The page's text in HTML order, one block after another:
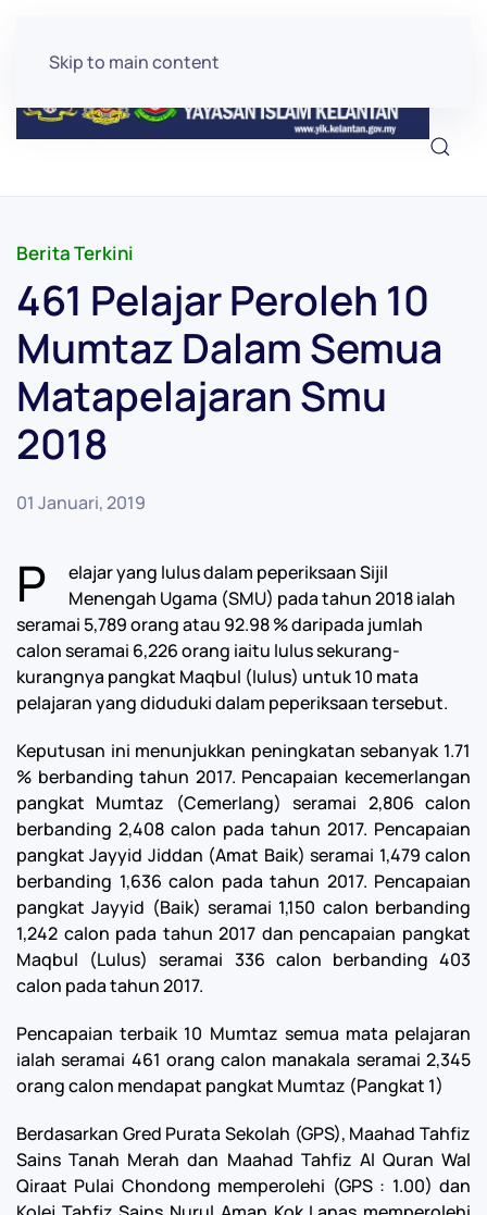
Skip to main content
Berita Terkini
461 Pelajar Peroleh 10
Mumtaz Dalam Semua
Matapelajaran Smu
2018
01 Januari, 2019
P
elajar yang lulus dalam peperiksaan Sijil
Menengah Ugama (SMU) pada tahun 2018 ialah
seramai 5,789 orang atau 92.98 % daripada jumlah
calon seramai 6,226 orang iaitu lulus sekurang-
kurangnya pangkat Maqbul (lulus) untuk 10 mata
pelajaran yang diduduki dalam peperiksaan tersebut.
Keputusan ini menunjukkan peningkatan sebanyak 1.71
% berbanding tahun 2017. Pencapaian kecemerlangan
pangkat Mumtaz (Cemerlang) seramai 2,806 calon
berbanding 2,408 calon pada tahun 2017. Pencapaian
pangkat Jayyid Jiddan (Amat Baik) seramai 1,479 calon
berbanding 1,636 calon pada tahun 2017. Pencapaian
pangkat Jayyid (Baik) seramai 1,150 calon berbanding
1,242 calon pada tahun 2017 dan pencapaian pangkat
Maqbul (Lulus) seramai 336 calon berbanding 403
calon pada tahun 2017.
Pencapaian terbaik 10 Mumtaz semua mata pelajaran
ialah seramai 461 orang calon manakala seramai 2,345
orang calon mendapat pangkat Mumtaz (Pangkat 1)
Berdasarkan Gred Purata Sekolah (GPS), Maahad Tahfiz
Sains Tanah Merah dan Maahad Tahfiz Al Quran Wal
Qiraat Pulai Chondong memperolehi (GPS : 1.00) dan